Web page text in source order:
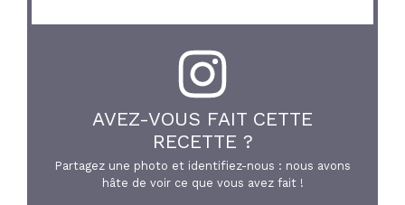
AVEZ-VOUS FAIT CETTE
RECETTE ?
Partagez une photo et identifiez-nous : nous avons
hâte de voir ce que vous avez fait !